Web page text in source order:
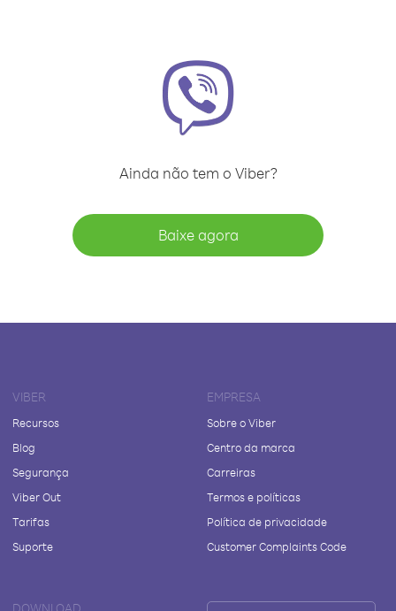
Ainda não tem o Viber?
Baixe agora
VIBER
Recursos
Blog
Segurança
Viber Out
Tarifas
Suporte
EMPRESA
Sobre o Viber
Centro da marca
Carreiras
Termos e políticas
Política de privacidade
Customer Complaints Code
DOWNLOAD